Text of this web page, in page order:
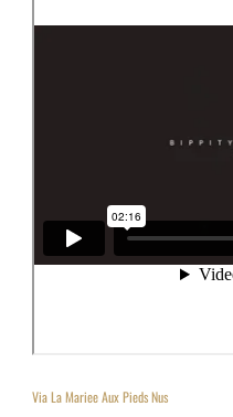
Via La Mariee Aux Pieds Nus